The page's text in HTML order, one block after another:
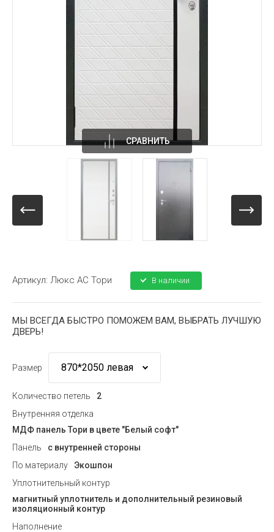
СРАВНИТЬ
Артикул: Люкс АС Тори В наличии
МЫ ВСЕГДА БЫСТРО ПОМОЖЕМ ВАМ, ВЫБРАТЬ ЛУЧШУЮ
ДВЕРЬ!
Размер
Количество петель
2
Внутренняя отделка
МДФ панель Тори в цвете "Белый софт"
Панель
с внутренней стороны
По материалу
Экошпон
Уплотнительный контур
магнитный уплотнитель и дополнительный резиновый
изоляционный контур
Наполнение